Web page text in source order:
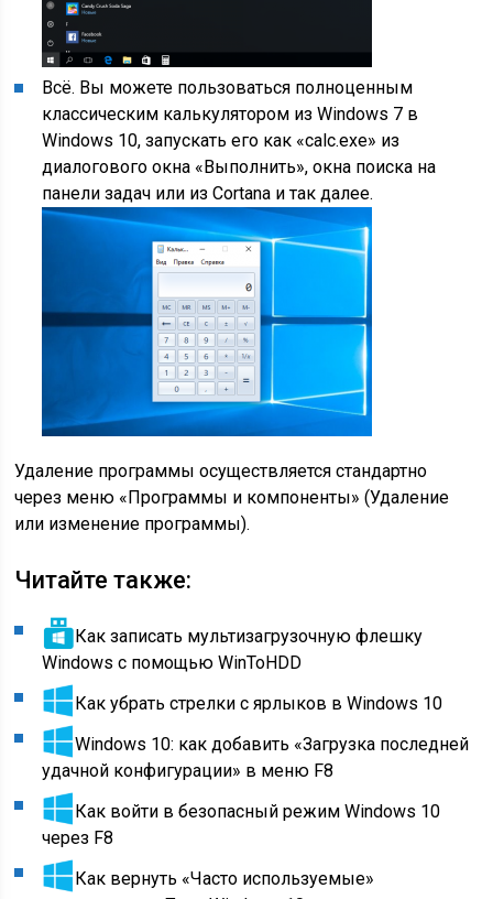
Всё. Вы можете пользоваться полноценным
классическим калькулятором из Windows 7 в
Windows 10, запускать его как «calc.exe» из
диалогового окна «Выполнить», окна поиска на
панели задач или из Cortana и так далее.
Удаление программы осуществляется стандартно
через меню «Программы и компоненты» (Удаление
или изменение программы).
Читайте также:
Как записать мультизагрузочную флешку
Windows с помощью WinToHDD
Как убрать стрелки с ярлыков в Windows 10
Windows 10: как добавить «Загрузка последней
удачной конфигурации» в меню F8
Как войти в безопасный режим Windows 10
через F8
Как вернуть «Часто используемые»